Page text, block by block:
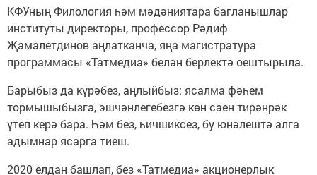
КФУның Филология һәм мәдәниятара багланышлар
институты директоры, профессор Рәдиф
Җамалетдинов аңлатканча, яңа магистратура
программасы «Татмедиа» белән берлектә оештырыла.
Барыбыз да күрәбез, аңлыйбыз: ясалма фәһем
тормышыбызга, эшчәнлегебезгә көн саен тирәнрәк
үтеп керә бара. Һәм без, һичшиксез, бу юнәлештә алга
адымнар ясарга тиеш.
2020 елдан башлап, без «Татмедиа» акционерлык